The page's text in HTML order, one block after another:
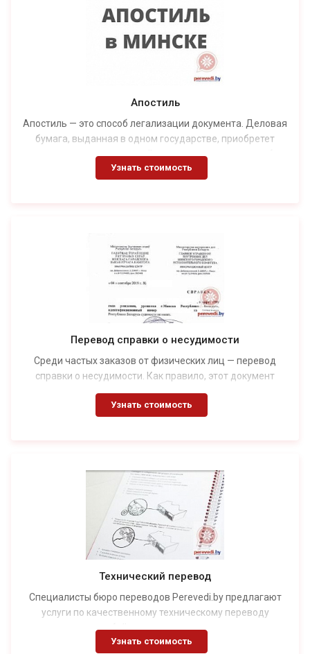
Апостиль
Апостиль — это способ легализации документа. Деловая
бумага, выданная в одном государстве, приобретет
юридическую силу в другой стране только после особых
процедур, подтверждающих ее легитимность. Самый
процедуру — консульскую легализацию документов.
Узнать стоимость
Перевод справки о несудимости
Среди частых заказов от физических лиц — перевод
справки о несудимости. Как правило, этот документ
нужен для получения или продления вида на
жительство, обращения в иностранные банки, при
Узнать стоимость
Технический перевод
Специалисты бюро переводов Perevedi.by предлагают
услуги по качественному техническому переводу
документов любой сложности для юридических и
физических лиц. Команда профессиональных
Узнать стоимость